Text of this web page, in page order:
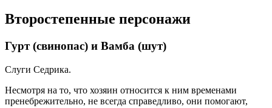
Второстепенные персонажи
Гурт (свинопас) и Вамба (шут)
Слуги Седрика.
Несмотря на то, что хозяин относится к ним временами
пренебрежительно, не всегда справедливо, они помогают,